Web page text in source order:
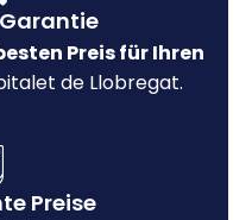
Preis für Ihren
de Llobregat.
Preise